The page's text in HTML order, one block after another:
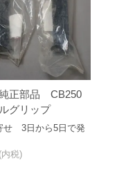
正部品 CB250
グリップ
せ 3日から5日で発
税)